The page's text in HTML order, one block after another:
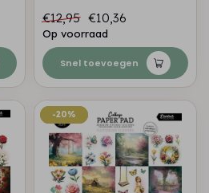
€12,95 €10,36
Op voorraad
Snel toevoegen
-20%
-20%